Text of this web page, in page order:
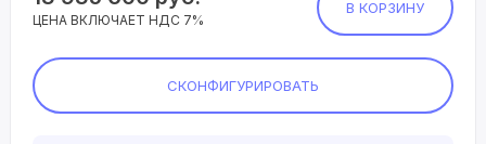
ЦЕНА ВКЛЮЧАЕТ НДС 7%
В КОРЗИНУ
СКОНФИГУРИРОВАТЬ